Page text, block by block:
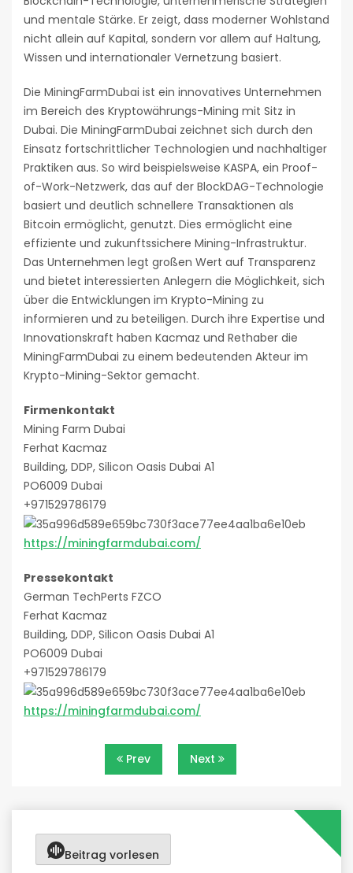
und mentale Stärke. Er zeigt, dass moderner Wohlstand
nicht allein auf Kapital, sondern vor allem auf Haltung,
Wissen und internationaler Vernetzung basiert.
Die MiningFarmDubai ist ein innovatives Unternehmen
im Bereich des Kryptowährungs-Mining mit Sitz in
Dubai. Die MiningFarmDubai zeichnet sich durch den
Einsatz fortschrittlicher Technologien und nachhaltiger
Praktiken aus. So wird beispielsweise KASPA, ein Proof-
of-Work-Netzwerk, das auf der BlockDAG-Technologie
basiert und deutlich schnellere Transaktionen als
Bitcoin ermöglicht, genutzt. Dies ermöglicht eine
effiziente und zukunftssichere Mining-Infrastruktur.
Das Unternehmen legt großen Wert auf Transparenz
und bietet interessierten Anlegern die Möglichkeit, sich
über die Entwicklungen im Krypto-Mining zu
informieren und zu beteiligen. Durch ihre Expertise und
Innovationskraft haben Kacmaz und Rethaber die
MiningFarmDubai zu einem bedeutenden Akteur im
Krypto-Mining-Sektor gemacht.
Firmenkontakt
Mining Farm Dubai
Ferhat Kacmaz
Building, DDP, Silicon Oasis Dubai A1
PO6009 Dubai
+971529786179
https://miningfarmdubai.com/
Pressekontakt
German TechPerts FZCO
Ferhat Kacmaz
Building, DDP, Silicon Oasis Dubai A1
PO6009 Dubai
+971529786179
https://miningfarmdubai.com/
Beitragsnavigation
Prev Next
Beitrag vorlesen